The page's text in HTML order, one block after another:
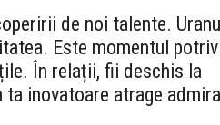
de noi talente.
Este momentul
În relații, fii deschis la
inovatoare atrage